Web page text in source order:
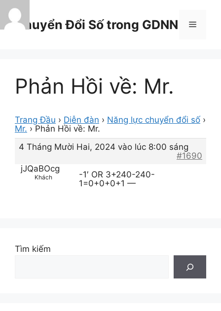
Chuyển
đến
nội
Chuyển Đổi Số trong GDNN Menu
Phản Hồi về: Mr.
Trang Đầu › Diễn đàn › Năng lực chuyển đổi số ›
Mr. › Phản Hồi về: Mr.
4 Tháng Mười Hai, 2024 vào lúc 8:00 sáng
#1690
jJQaBOcg
Khách
-1′ OR 3+240-240-
1=0+0+0+1 —
Tìm kiếm